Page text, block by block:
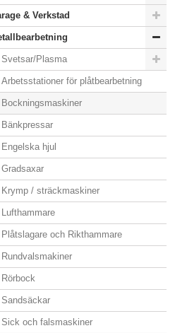
& Verkstad
Svetsar/Plasma
Arbetsstationer för plåtbearbetning
Bockningsmaskiner
Bänkpressar
Engelska hjul
Gradsaxar
Krymp / sträckmaskiner
Lufthammare
Plåtslagare och Rikthammare
Rundvalsmakiner
Rörbock
Sandsäckar
Sick och falsmaskiner